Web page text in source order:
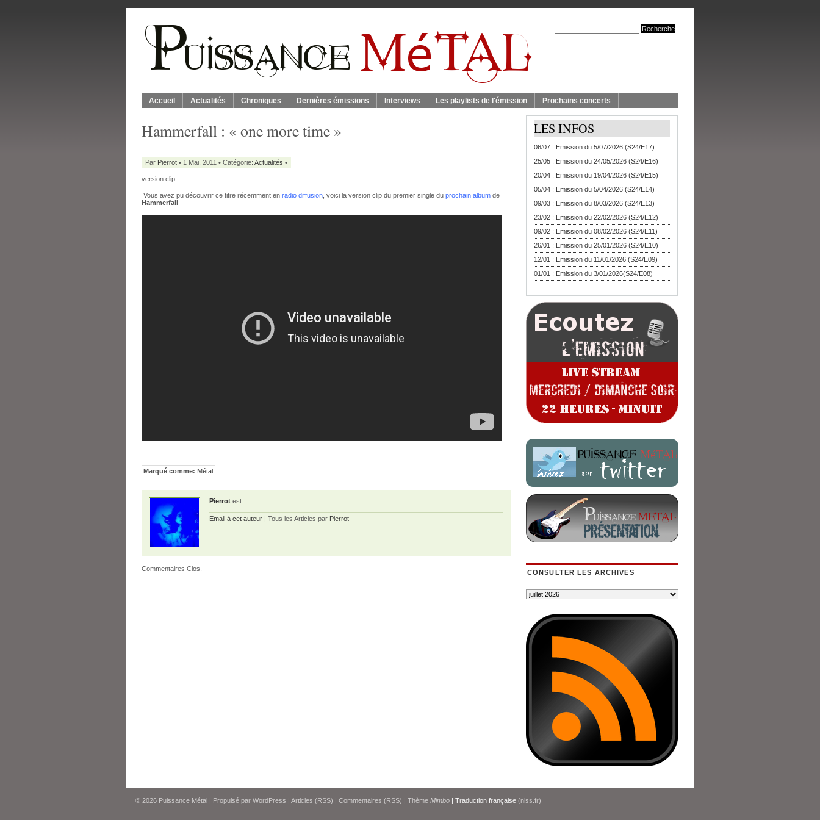
Accueil Actualités Chroniques Dernières émissions Interviews Les playlists de l'émission Prochains concerts
Hammerfall : « one more time »
Par Pierrot • 1 Mai, 2011 • Catégorie: Actualités •
version clip
Vous avez pu découvrir ce titre récemment en radio diffusion , voici la version clip du premier single du prochain album de
Hammerfall
Marqué comme: Métal
Pierrot est
Email à cet auteur | Tous les Articles par Pierrot
Commentaires Clos.
LES INFOS
06/07 : Emission du 5/07/2026 (S24/E17)
25/05 : Emission du 24/05/2026 (S24/E16)
20/04 : Emission du 19/04/2026 (S24/E15)
05/04 : Emission du 5/04/2026 (S24/E14)
09/03 : Emission du 8/03/2026 (S24/E13)
23/02 : Emission du 22/02/2026 (S24/E12)
09/02 : Emission du 08/02/2026 (S24/E11)
26/01 : Emission du 25/01/2026 (S24/E10)
12/01 : Emission du 11/01/2026 (S24/E09)
01/01 : Emission du 3/01/2026(S24/E08)
CONSULTER LES ARCHIVES
© 2026 Puissance Métal | Propulsé par WordPress | Articles (RSS) | Commentaires (RSS) | Thème Mimbo | Traduction française (niss.fr)